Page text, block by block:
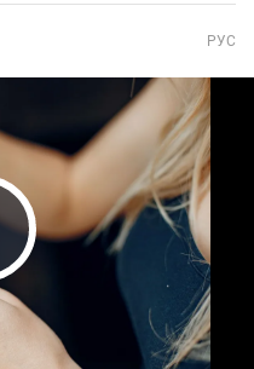
РУС
Video